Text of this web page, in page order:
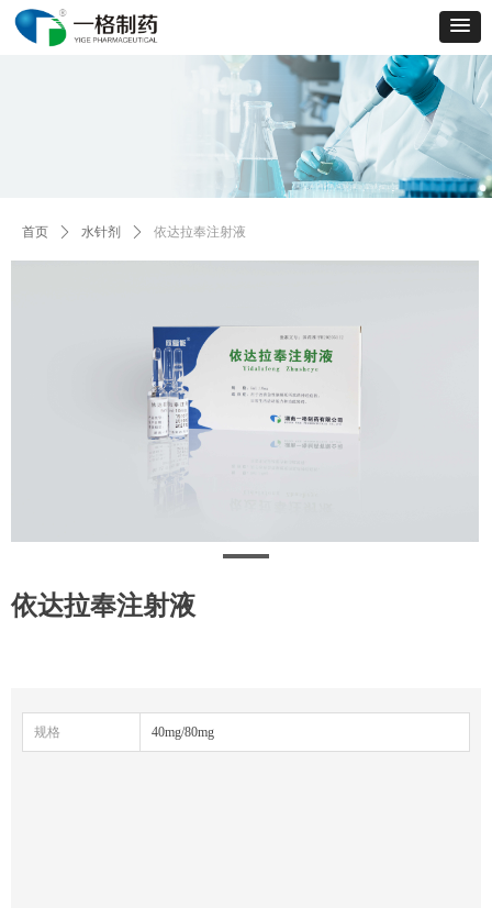
依达拉奉注射液
规格 40mg/80mg
ControlType:productSlideBind Error:未将对象引用设置到对象的实例。
首页 ꄲ 水针剂 ꄲ 依达拉奉注射液